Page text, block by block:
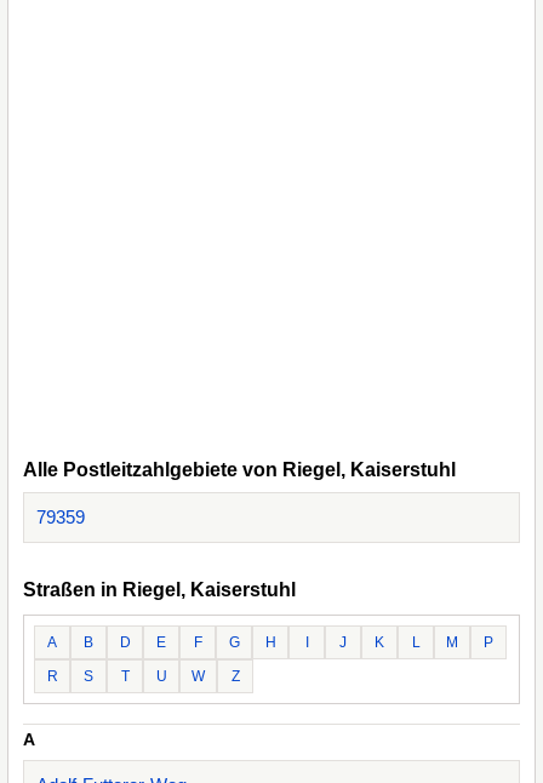
Alle Postleitzahlgebiete von Riegel, Kaiserstuhl
79359
Straßen in Riegel, Kaiserstuhl
A B D E F G H J K L M
P
R
S T U W Z
A